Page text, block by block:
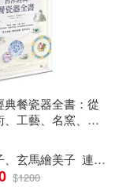
典餐瓷器全書：從
、工藝、名窯、品
賞與收藏，西洋
必備指南
、玄馬繪美子 連雪雅
$1200